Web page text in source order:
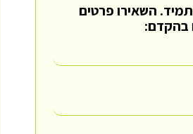
השאירו פרטים
בהקדם: